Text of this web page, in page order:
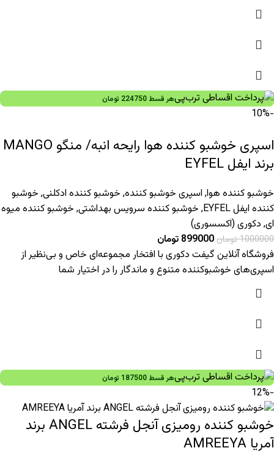
هر قسط 224750 تومان
-10%
اسپری خوشبو کننده هوا رایحه انبه/ منگو MANGO
برند ایفل EYFEL
خوشبو کننده هوا, اسپری خوشبو کننده, خوشبو کننده ادکلنی, خوشبو
کننده ایفل EYFEL
, خوشبو کننده سرویس بهداشتی, خوشبو کننده میوه
ای, دکوری (اکسسوری)
1000000تومان899000 تومان
فروشگاه آنلاین گیفت دکوری با افتخار مجموعه‌ای خاص و بی‌نظیر از
اسپری‌های خوشبوکننده متنوع و ماندگار را در اختیار شما
هر قسط 187500 تومان
-12%
خوشبو کننده رومیزی آنجل فرشته ANGEL برند
آمریا AMREEYA